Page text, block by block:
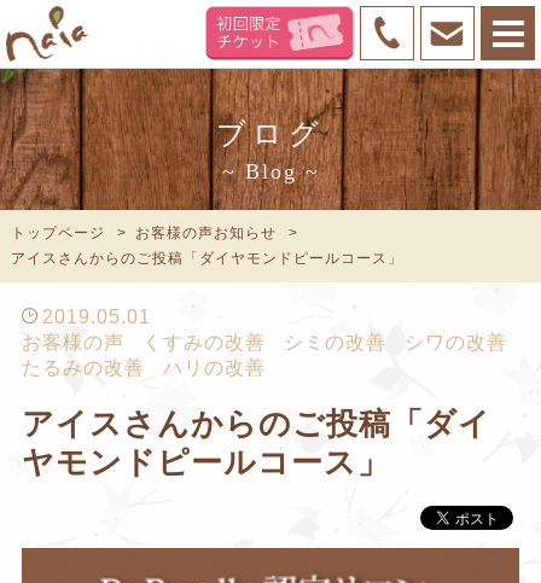
ブログ
~ Blog ~
トップページ
お客様の声お知らせ
アイスさんからのご投稿「ダイヤモンドピールコース」
2019.05.01
お客様の声
くすみの改善 シミの改善
シワの改善
たるみの改善
ハリの改善
アイスさんからのご投稿「ダイ
ヤモンドピールコース」